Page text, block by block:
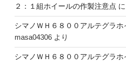
２：１組ホイールの作製注意点 に
シマノＷＨ６８００アルテグラ
masa04306 より
シマノＷＨ６８００アルテグラ